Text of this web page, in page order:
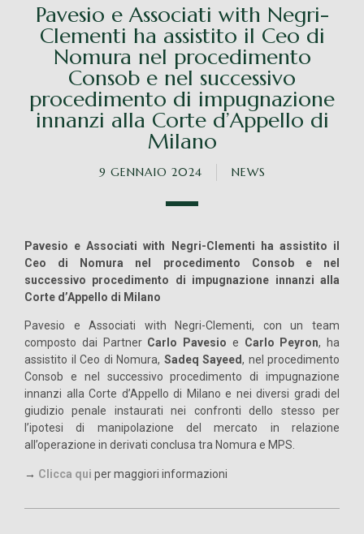
Pavesio e Associati with Negri-
Clementi ha assistito il Ceo di
Nomura nel procedimento
Consob e nel successivo
procedimento di impugnazione
innanzi alla Corte d’Appello di
Milano
9 GENNAIO 2024 NEWS
Pavesio e Associati with Negri-Clementi ha assistito il
Ceo di Nomura nel procedimento Consob e nel
successivo procedimento di impugnazione innanzi alla
Corte d’Appello di Milano
Pavesio e Associati with Negri-Clementi, con un team
composto dai Partner Carlo Pavesio e Carlo Peyron, ha
assistito il Ceo di Nomura, Sadeq Sayeed, nel procedimento
Consob e nel successivo procedimento di impugnazione
innanzi alla Corte d’Appello di Milano e nei diversi gradi del
giudizio penale instaurati nei confronti dello stesso per
l’ipotesi di manipolazione del mercato in relazione
all’operazione in derivati conclusa tra Nomura e MPS.
→ Clicca qui per maggiori informazioni